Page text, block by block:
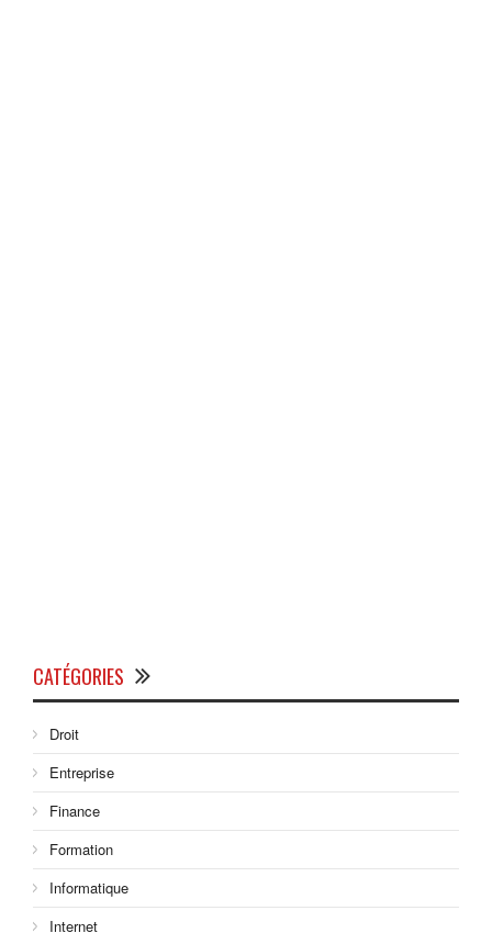
CATÉGORIES
Droit
Entreprise
Finance
Formation
Informatique
Internet